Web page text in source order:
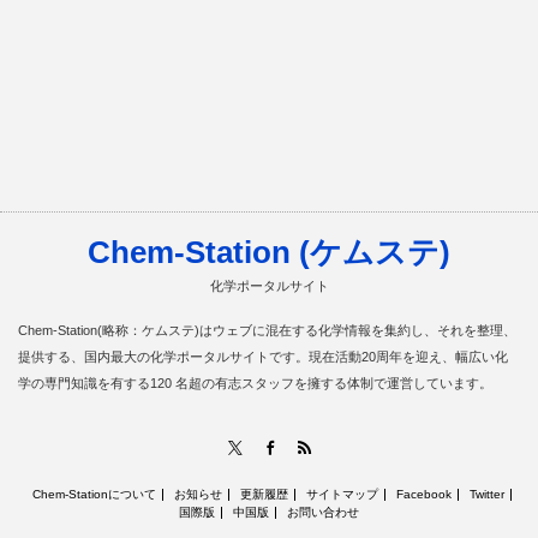
Chem-Station (ケムステ)
化学ポータルサイト
Chem-Station(略称：ケムステ)はウェブに混在する化学情報を集約し、それを整理、
提供する、国内最大の化学ポータルサイトです。現在活動20周年を迎え、幅広い化
学の専門知識を有する120 名超の有志スタッフを擁する体制で運営しています。
Facebook
Chem-Stationについて お知らせ 更新履歴 サイトマップ Facebook
Twitter
国際版
中国版 お問い合わせ